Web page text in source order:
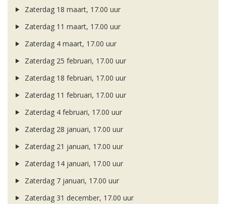
Zaterdag 18 maart, 17.00 uur
Zaterdag 11 maart, 17.00 uur
Zaterdag 4 maart, 17.00 uur
Zaterdag 25 februari, 17.00 uur
Zaterdag 18 februari, 17.00 uur
Zaterdag 11 februari, 17.00 uur
Zaterdag 4 februari, 17.00 uur
Zaterdag 28 januari, 17.00 uur
Zaterdag 21 januari, 17.00 uur
Zaterdag 14 januari, 17.00 uur
Zaterdag 7 januari, 17.00 uur
Zaterdag 31 december, 17.00 uur